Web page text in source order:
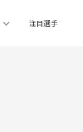
注目選手